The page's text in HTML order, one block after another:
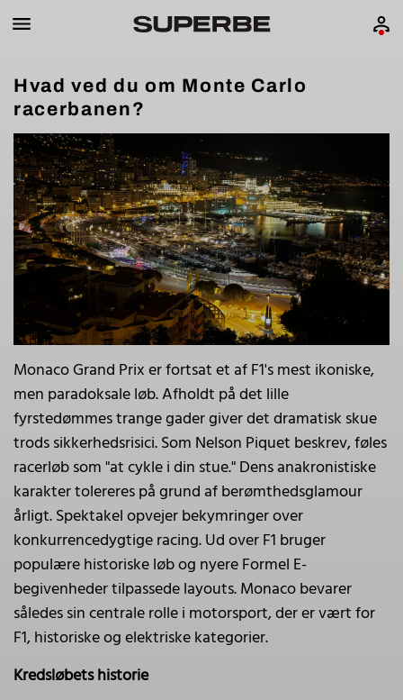
Hvad ved du om Monte Carlo
racerbanen?
Monaco Grand Prix er fortsat et af F1's mest ikoniske,
men paradoksale løb. Afholdt på det lille
fyrstedømmes trange gader giver det dramatisk skue
trods sikkerhedsrisici. Som Nelson Piquet beskrev, føles
racerløb som "at cykle i din stue." Dens anakronistiske
karakter tolereres på grund af berømthedsglamour
årligt. Spektakel opvejer bekymringer over
konkurrencedygtige racing. Ud over F1 bruger
populære historiske løb og nyere Formel E-
begivenheder tilpassede layouts. Monaco bevarer
således sin centrale rolle i motorsport, der er vært for
F1, historiske og elektriske kategorier.
Kredsløbets historie